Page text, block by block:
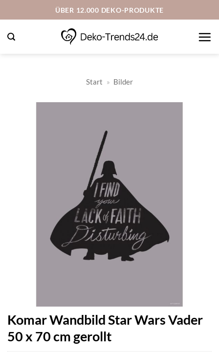
Inhalt
springen
ÜBER 12.000 DEKO-PRODUKTE
Start » Bilder
Komar Wandbild Star Wars Vader
50 x 70 cm gerollt